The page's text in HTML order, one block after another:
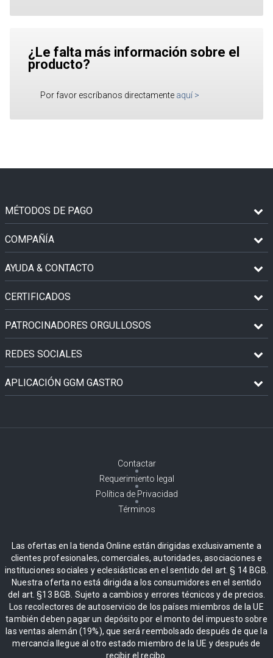
¿Le falta más información sobre el
producto?
Por favor escríbanos directamente aquí >
MÉTODOS DE PAGO
COMPAÑÍA
AYUDA & CONTACTO
CERTIFICADOS
PATROCINADORES ORGULLOSOS
REDES SOCIALES
APLICACIÓN GGM GASTRO
Contactar
Requerimiento legal
Política de Privacidad
Términos
Las ofertas en la tienda Online están dirigidas exclusivamente a
clientes profesionales, comerciales, autoridades, asociaciones e
instituciones sociales y eclesiásticas en el sentido del art. § 14 BGB.
Nuestra oferta no está dirigida a los consumidores en el sentido
del art. §13 BGB. Sujeto a cambios y errores técnicos y de precios.
Los recolectores de autoservicio de los países miembros de la UE
también deben pagar un depósito por el monto del impuesto sobre
las ventas alemán (19%), que será reembolsado después de que la
mercancía llegue al otro estado miembro de la UE y después de
recibir el recibo.